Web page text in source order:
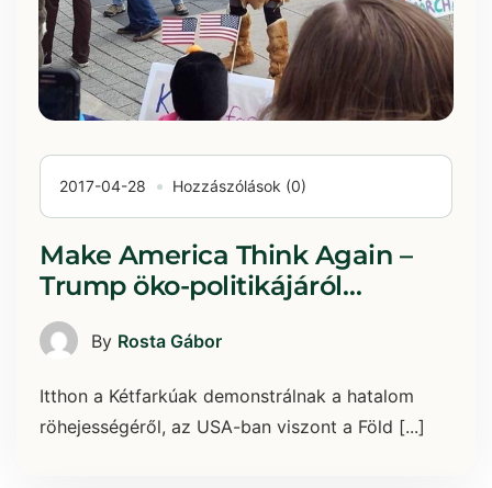
2017-04-28 Hozzászólások (0)
Make America Think Again –
Trump öko-politikájáról…
By Rosta Gábor
Itthon a Kétfarkúak demonstrálnak a hatalom
röhejességéről, az USA-ban viszont a Föld [...]